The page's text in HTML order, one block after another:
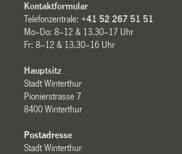
Kontaktformular
Telefonzentrale:+41 52 267 51 51
Mo–Do: 8–12 & 13.30–17 Uhr
Fr: 8–12 & 13.30–16 Uhr
Hauptsitz
Stadt Winterthur
Pionierstrasse 7
8400 Winterthur
Postadresse
Stadt Winterthur